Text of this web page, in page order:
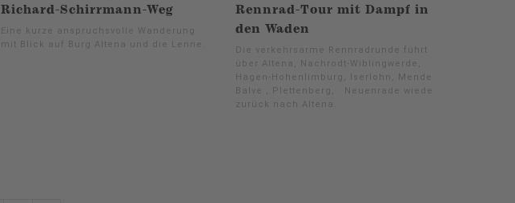
Richard-Schirrmann-Weg
Eine kurze anspruchsvolle Wanderung
mit Blick auf Burg Altena und die Lenne.
Rennrad-Tour mit Dampf in
den Waden
Die verkehrsarme Rennradrunde führt
über Altena, Nachrodt-Wiblingwerde,
Hagen-Hohenlimburg, Iserlohn, Menden,
Balve , Plettenberg, Neuenrade wieder
zurück nach Altena.